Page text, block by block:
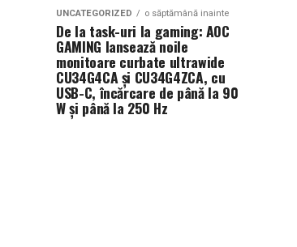
UNCATEGORIZED o săptămână inainte
De la task-uri la gaming: AOC
GAMING lansează noile
monitoare curbate ultrawide
CU34G4CA și CU34G4ZCA, cu
USB-C, încărcare de până la 90
W și până la 250 Hz